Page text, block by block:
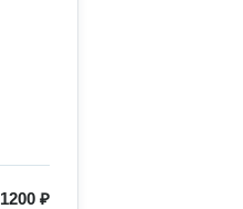
1200 ₽